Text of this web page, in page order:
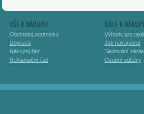
VŠE K NÁKUPU:
Obchodní podmínky
Doprava
Nákupní řád
Reklamační řád
DÁLE K
Výhody pro
Jak nakupovat
Sledování
Osobní odběry